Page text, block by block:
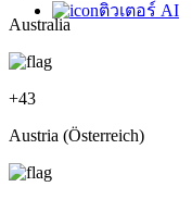
Australia
+43
Austria (Österreich)
ติวเตอร์ AI